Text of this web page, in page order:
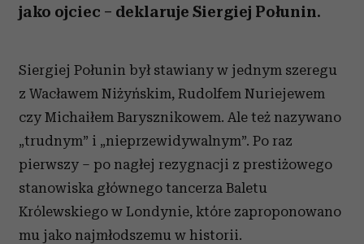
jako ojciec – deklaruje Siergiej Połunin.
Siergiej Połunin był stawiany w jednym szeregu
z Wacławem Niżyńskim, Rudolfem Nuriejewem
czy Michaiłem Barysznikowem. Ale też nazywano
„trudnym” i „nieprzewidywalnym”. Po raz
pierwszy – po nagłej rezygnacji z prestiżowego
stanowiska głównego tancerza Baletu
Królewskiego w Londynie, które zaproponowano
mu jako najmłodszemu w historii.